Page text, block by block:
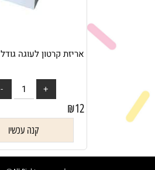
אריזת קרטון לעוגה גודל 30*30*30
₪12
קנה עכשיו